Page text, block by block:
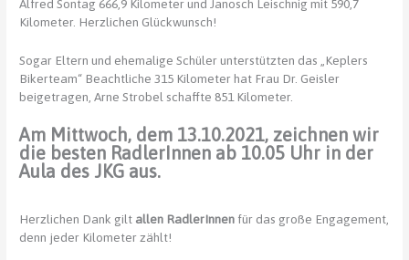
Alfred Sontag 666,9 Kilometer und Janosch Leischnig mit 590,7
Kilometer. Herzlichen Glückwunsch!
Sogar Eltern und ehemalige Schüler unterstützten das „Keplers
Bikerteam“ Beachtliche 315 Kilometer hat Frau Dr. Geisler
beigetragen, Arne Strobel schaffte 851 Kilometer.
Am Mittwoch, dem 13.10.2021, zeichnen wir
die besten RadlerInnen ab 10.05 Uhr in der
Aula des JKG aus.
Herzlichen Dank gilt allen RadlerInnen für das große Engagement,
denn jeder Kilometer zählt!